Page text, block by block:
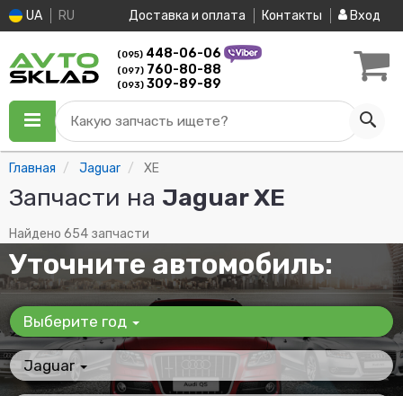
UA RU Доставка и оплата Контакты Вход
(095) 448-06-06
(097) 760-80-88
(093) 309-89-89
Какую запчасть ищете?
Главная Jaguar XE
Запчасти на Jaguar XE
Найдено 654 запчасти
Уточните автомобиль:
Выберите год
Jaguar